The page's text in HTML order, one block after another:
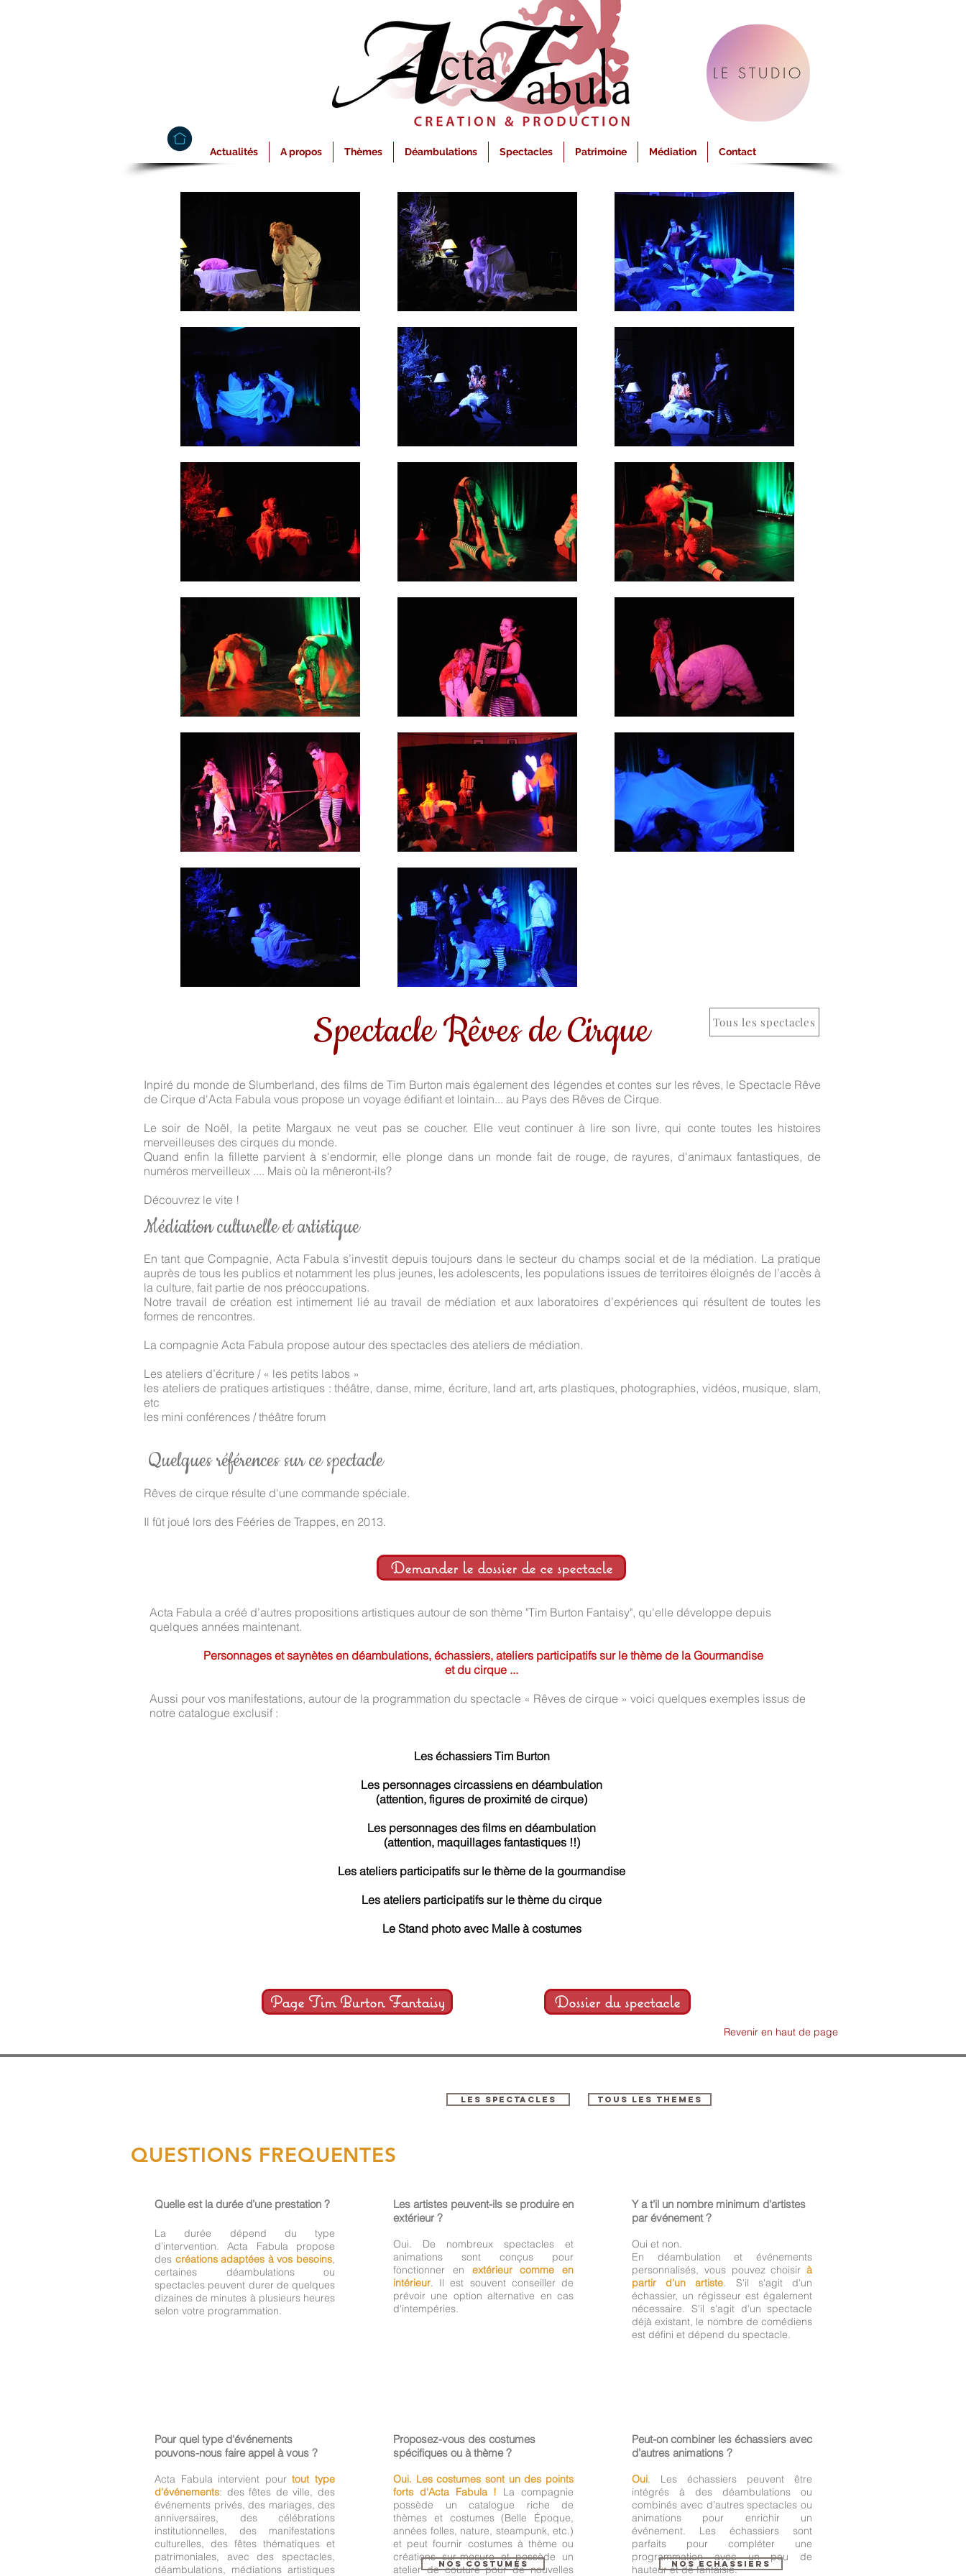
Actualités A propos Thèmes Déambulations Spectacles Patrimoine Médiation Contact
LE STUDIO
Spectacle Rêves de Cirque Tous les spectacles
Inpiré du monde de Slumberland, des films de Tim Burton mais également des légendes et contes sur les rêves, le Spectacle Rêve
de Cirque d'Acta Fabula vous propose un voyage édifiant et lointain... au Pays des Rêves de Cirque.
Le soir de Noël, la petite Margaux ne veut pas se coucher. Elle veut continuer à lire son livre, qui conte toutes les histoires
merveilleuses des cirques du monde.
Quand enfin la fillette parvient à s'endormir, elle plonge dans un monde fait de rouge, de rayures, d'animaux fantastiques, de
numéros merveilleux .... Mais où la mêneront-ils?
Découvrez le vite !
Médiation culturelle et artistique
En tant que Compagnie, Acta Fabula s’investit depuis toujours dans le secteur du champs social et de la médiation. La pratique
auprès de tous les publics et notamment les plus jeunes, les adolescents, les populations issues de territoires éloignés de l’accès à
la culture, fait partie de nos préoccupations.
Notre travail de création est intimement lié au travail de médiation et aux laboratoires d’expériences qui résultent de toutes les
formes de rencontres.
La compagnie Acta Fabula propose autour des spectacles des ateliers de médiation.
Les ateliers d’écriture / « les petits labos »
les ateliers de pratiques artistiques : théâtre, danse, mime, écriture, land art, arts plastiques, photographies, vidéos, musique, slam,
etc
les mini conférences / théâtre forum
Quelques références sur ce spectacle
Rêves de cirque résulte d'une commande spéciale.
Il fût joué lors des Fééries de Trappes, en 2013.
Demander le dossier de ce spectacle
Acta Fabula a créé d’autres propositions artistiques autour de son thème "Tim Burton Fantaisy", qu'elle développe depuis
quelques années maintenant.
Personnages et saynètes en déambulations, échassiers, ateliers participatifs sur le thème de la Gourmandise
et du cirque ...
Aussi pour vos manifestations, autour de la programmation du spectacle « Rêves de cirque » voici quelques exemples issus de
notre catalogue exclusif :
Les échassiers Tim Burton
Les personnages circassiens en déambulation
(attention, figures de proximité de cirque)
Les personnages des films en déambulation
(attention, maquillages fantastiques !!)
Les ateliers participatifs sur le thème de la gourmandise
Les ateliers participatifs sur le thème du cirque
Le Stand photo avec Malle à costumes
Page Tim Burton Fantaisy Dossier du spectacle
Revenir en haut de page
LES SPECTACLES TOUS LES THEMES
QUESTIONS FREQUENTES
Quelle est la durée d’une prestation ?
La durée dépend du type
d’intervention. Acta Fabula propose
des créations adaptées à vos besoins,
certaines déambulations ou
spectacles peuvent durer de quelques
dizaines de minutes à plusieurs heures
selon votre programmation.
Pour quel type d'événements
pouvons-nous faire appel à vous ?
Acta Fabula intervient pourtout type
d'événements: des fêtes de ville, des
événements privés, des mariages, des
anniversaires, des célébrations
institutionnelles, des manifestations
culturelles, des fêtes thématiques et
patrimoniales, avec des spectacles,
déambulations, médiations artistiques
Les artistes peuvent-ils se produire en
extérieur ?
Oui. De nombreux spectacles et
animations sont conçus pour
fonctionner en extérieur comme en
intérieur. Il est souvent conseiller de
prévoir une option alternative en cas
d'intempéries.
Proposez-vous des costumes
spécifiques ou à thème ?
Oui. Les costumes sont un des points
forts d'Acta Fabula ! La compagnie
possède un catalogue riche de
thèmes et costumes (Belle Époque,
années folles, nature, steampunk, etc.)
et peut fournir costumes à thème ou
créations sur-mesure et possède un
atelier de couture pour de nouvelles
Y a t'il un nombre minimum d'artistes
par événement ?
Oui et non.
En déambulation et événements
personnalisés, vous pouvez choisir à
partir d'un artiste. S'il s'agit d'un
échassier, un régisseur est également
nécessaire. S'il s'agit d'un spectacle
déjà existant, le nombre de comédiens
est défini et dépend du spectacle.
Peut-on combiner les échassiers avec
d’autres animations ?
Oui. Les échassiers peuvent être
intégrés à des déambulations ou
combinés avec d’autres spectacles ou
animations pour enrichir un
événement. Les échassiers sont
parfaits pour compléter une
programmation avec un peu de
hauteur et de fantaisie.
NOS COSTUMES NOS ECHASSIERS